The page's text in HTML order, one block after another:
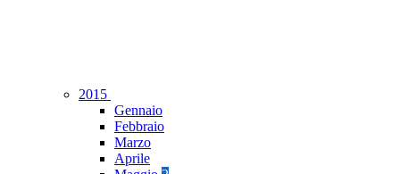
2015
Gennaio
Febbraio
Marzo
Aprile